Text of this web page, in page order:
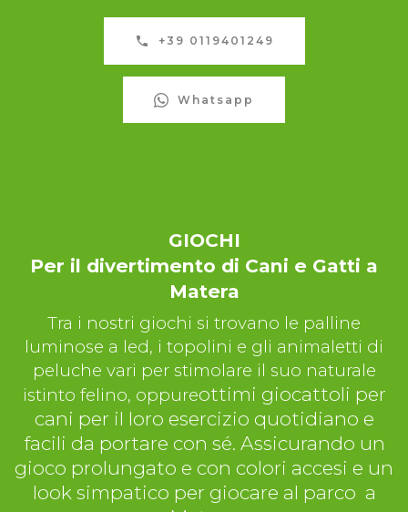
+39 0119401249
Whatsapp
GIOCHI
Per il divertimento di Cani e Gatti a
Matera
Tra i nostri giochi si trovano le palline
luminose a led, i topolini e gli animaletti di
peluche vari per stimolare il suo naturale
istinto felino, oppureottimi giocattoli per
cani per il loro esercizio quotidiano e
facili da portare con sé. Assicurando un
gioco prolungato e con colori accesi e un
look simpatico per giocare al parco a